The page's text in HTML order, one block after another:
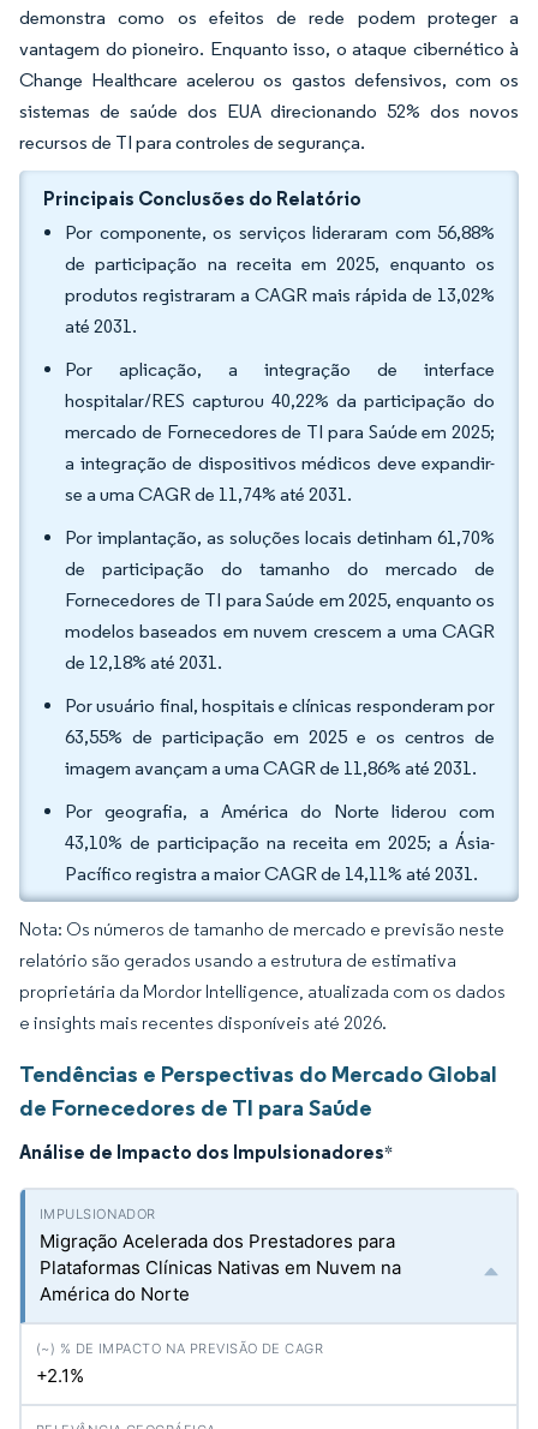
demonstra como os efeitos de rede podem proteger a
vantagem do pioneiro. Enquanto isso, o ataque cibernético à
Change Healthcare acelerou os gastos defensivos, com os
sistemas de saúde dos EUA direcionando 52% dos novos
recursos de TI para controles de segurança.
Principais Conclusões do Relatório
Por componente, os serviços lideraram com 56,88%
de participação na receita em 2025, enquanto os
produtos registraram a CAGR mais rápida de 13,02%
até 2031.
Por aplicação, a integração de interface
hospitalar/RES capturou 40,22% da participação do
mercado de Fornecedores de TI para Saúde em 2025;
a integração de dispositivos médicos deve expandir-
se a uma CAGR de 11,74% até 2031.
Por implantação, as soluções locais detinham 61,70%
de participação do tamanho do mercado de
Fornecedores de TI para Saúde em 2025, enquanto os
modelos baseados em nuvem crescem a uma CAGR
de 12,18% até 2031.
Por usuário final, hospitais e clínicas responderam por
63,55% de participação em 2025 e os centros de
imagem avançam a uma CAGR de 11,86% até 2031.
Por geografia, a América do Norte liderou com
43,10% de participação na receita em 2025; a Ásia-
Pacífico registra a maior CAGR de 14,11% até 2031.
Nota: Os números de tamanho de mercado e previsão neste
relatório são gerados usando a estrutura de estimativa
proprietária da Mordor Intelligence, atualizada com os dados
e insights mais recentes disponíveis até 2026.
Tendências e Perspectivas do Mercado Global
de Fornecedores de TI para Saúde
Análise de Impacto dos Impulsionadores*
Migração Acelerada dos Prestadores para
Plataformas Clínicas Nativas em Nuvem na
América do Norte
+2.1%